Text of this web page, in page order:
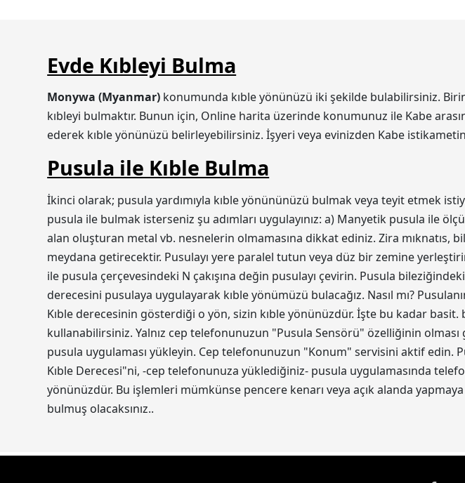
Evde Kıbleyi Bulma
Monywa (Myanmar) konumunda kıble yönünüzü iki şekilde bulabilirsiniz.
kıbleyi bulmaktır. Bunun için, Online harita üzerinde konumunuz ile Kabe
ederek kıble yönünüzü belirleyebilirsiniz. İşyeri veya evinizden Kabe
Pusula ile Kıble Bulma
İkinci olarak; pusula yardımıyla kıble yönününüzü bulmak veya teyit etmek
pusula ile bulmak isterseniz şu adımları uygulayınız: a) Manyetik pusula ile
alan oluşturan metal vb. nesnelerin olmamasına dikkat ediniz. Zira
meydana getirecektir. Pusulayı yere paralel tutun veya düz bir zemine
ile pusula çerçevesindeki N çakışına değin pusulayı çevirin. Pusula
derecesini pusulaya uygulayarak kıble yönümüzü bulacağız. Nasıl mı?
Kıble derecesinin gösterdiği o yön, sizin kıble yönünüzdür. İşte bu kadar
kullanabilirsiniz. Yalnız cep telefonunuzun "Pusula Sensörü" özelliğinin
pusula uygulaması yükleyin. Cep telefonunuzun "Konum" servisini aktif edin.
Kıble Derecesi"ni, -cep telefonunuza yüklediğiniz- pusula uygulamasında
yönünüzdür. Bu işlemleri mümkünse pencere kenarı veya açık alanda
bulmuş olacaksınız..